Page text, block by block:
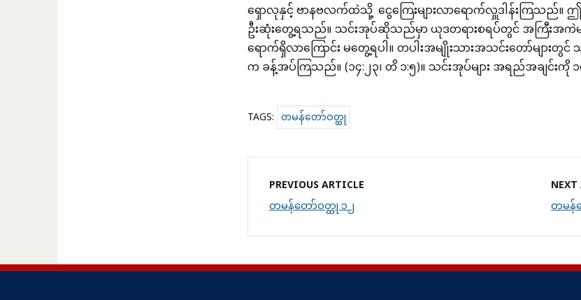
ရှောလုနှင့် ဗာနဗလက်ထဲသို့ ငွေကြေးများလာရောက်လှူဒါန်းကြသည်။
ဦးဆုံးတွေ့ရသည်။ သင်းအုပ်ဆိုသည်မှာ ယုဒတရားစရပ်တွင် အကြီးအကဲမ
ရောက်ရှိလာကြောင်း မတွေ့ရပါ။ တပါးအမျိုးသားအသင်းတော်များ
က ခန့်အပ်ကြသည်။ (၁၄:၂၃၊ တိ ၁:၅)။ သင်းအုပ်များ အရည်အချင်းကို
TAGS: တမန်တော်ဝတ္ထု
PREVIOUS ARTICLE
တမန်တော်ဝတ္ထု ၁၂ တမန်